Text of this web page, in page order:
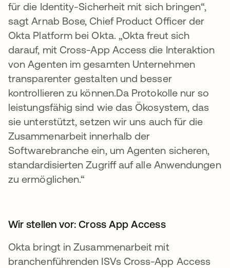
für die Identity-Sicherheit mit sich bringen“,
sagt Arnab Bose, Chief Product Officer der
Okta Platform bei Okta. „Okta freut sich
darauf, mit Cross-App Access die Interaktion
von Agenten im gesamten Unternehmen
transparenter gestalten und besser
kontrollieren zu können.Da Protokolle nur so
leistungsfähig sind wie das Ökosystem, das
sie unterstützt, setzen wir uns auch für die
Zusammenarbeit innerhalb der
Softwarebranche ein, um Agenten sicheren,
standardisierten Zugriff auf alle Anwendungen
zu ermöglichen.“
Wir stellen vor: Cross App Access
Okta bringt in Zusammenarbeit mit
branchenführenden ISVs Cross-App Access